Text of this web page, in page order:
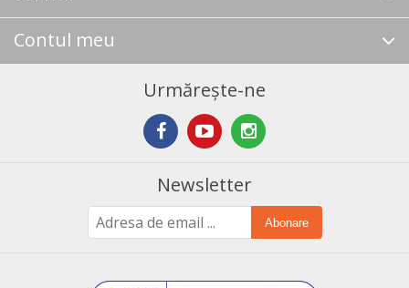
Contul meu
Urmărește-ne
Newsletter
Abonare